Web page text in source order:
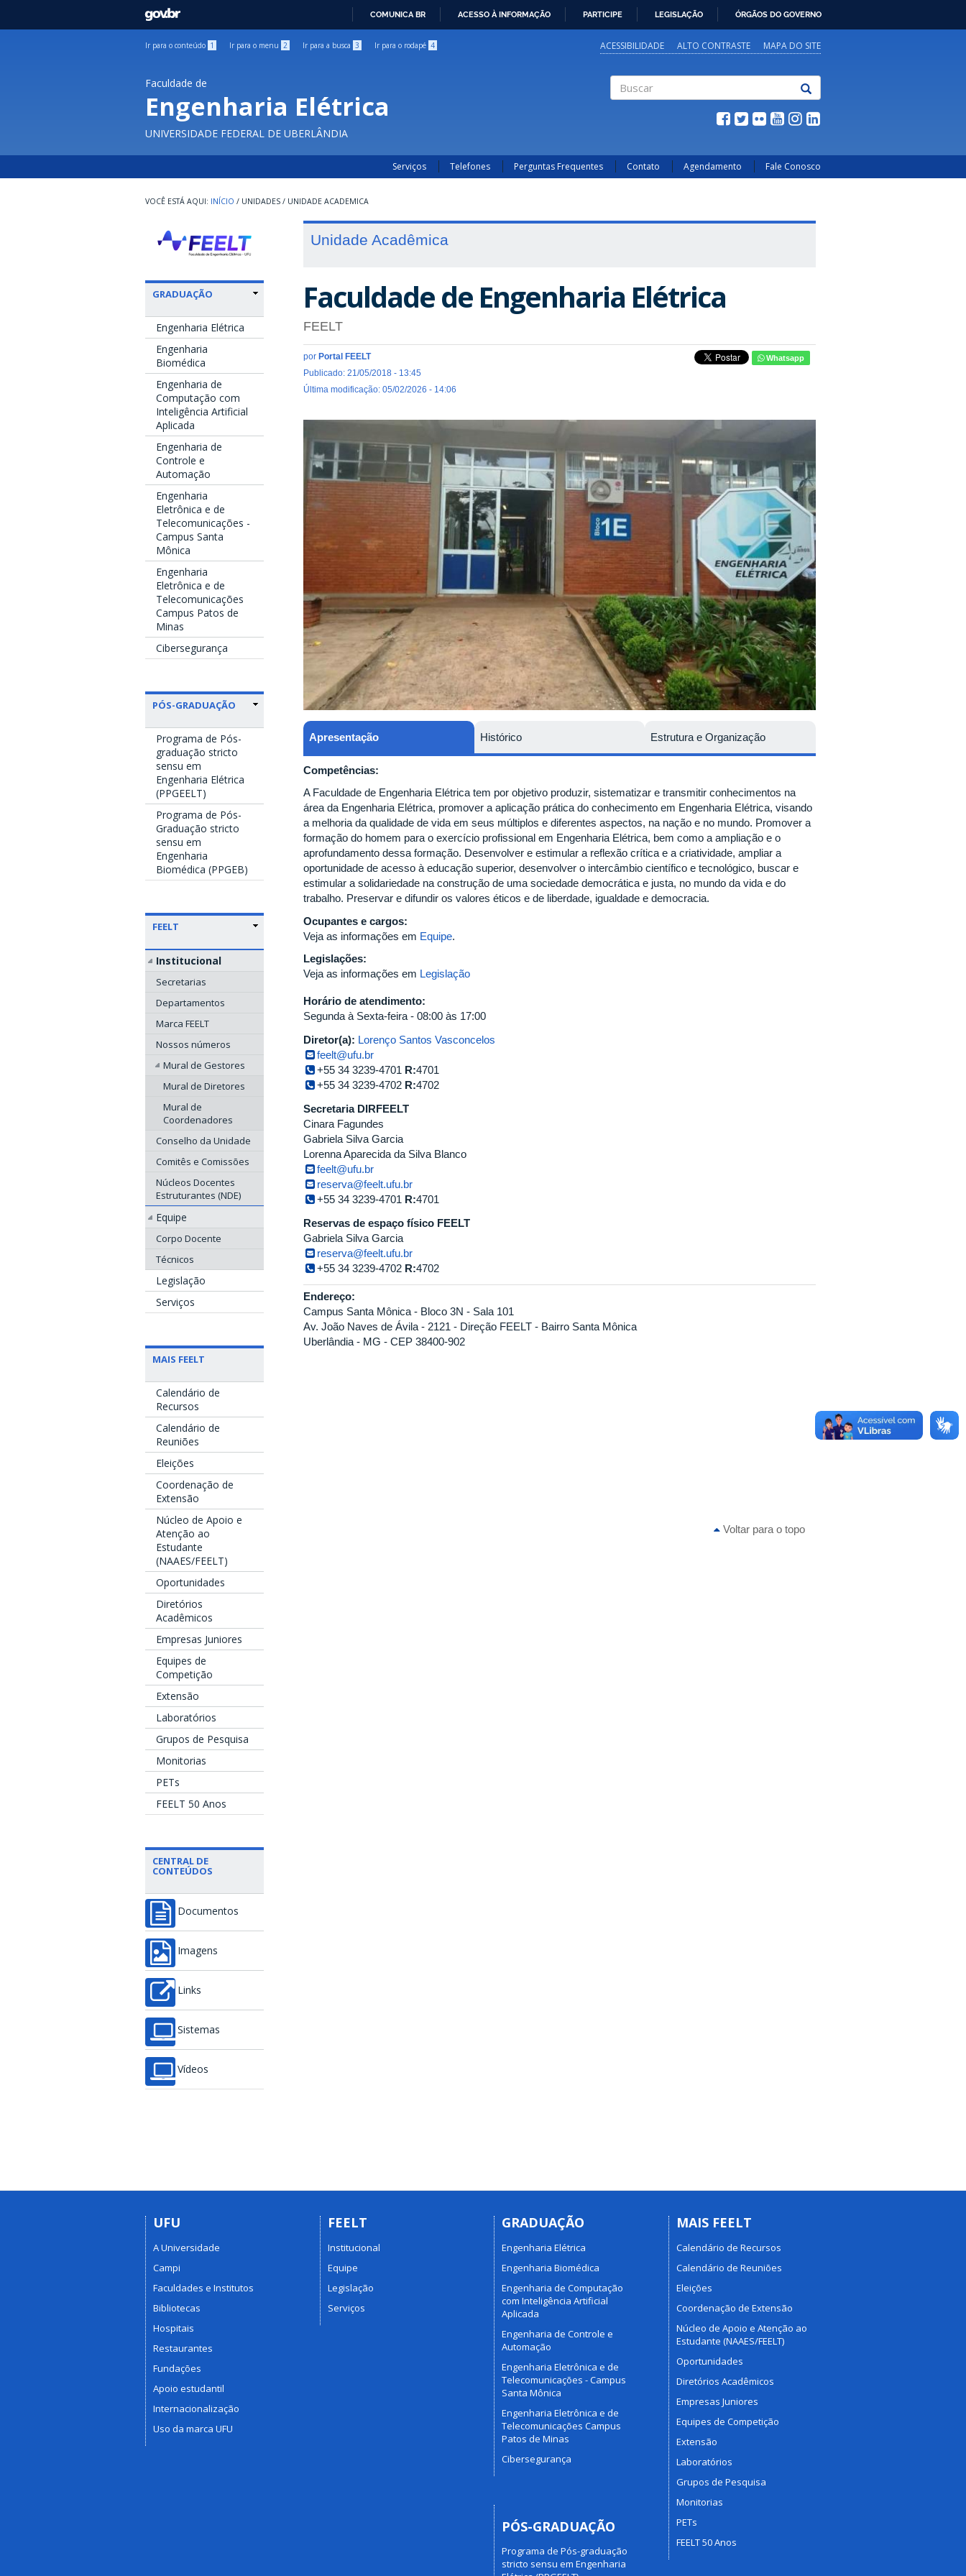
GOVBR
COMUNICA BR ACESSO À INFORMAÇÃO PARTICIPE LEGISLAÇÃO ÓRGÃOS DO GOVERNO
Ir para o conteúdo 1 Ir para o menu 2 Ir para a busca 3 Ir para o rodapé 4 ACESSIBILIDADE ALTO CONTRASTE MAPA DO SITE
Faculdade de
Engenharia Elétrica
UNIVERSIDADE FEDERAL DE UBERLÂNDIA
Serviços Telefones Perguntas Frequentes Contato Agendamento Fale Conosco
INÍCIO / UNIDADES / UNIDADE ACADEMICA
GRADUAÇÃO
Engenharia Elétrica
Engenharia
Biomédica
Engenharia de
Computação com
Inteligência Artificial
Aplicada
Engenharia de
Controle e
Automação
Engenharia
Eletrônica e de
Telecomunicações -
Campus Santa
Mônica
Engenharia
Eletrônica e de
Telecomunicações
Campus Patos de
Minas
Cibersegurança
PÓS-GRADUAÇÃO
Programa de Pós-
graduação stricto
sensu em
Engenharia Elétrica
(PPGEELT)
Programa de Pós-
Graduação stricto
sensu em
Engenharia
Biomédica (PPGEB)
FEELT
Institucional
Secretarias
Departamentos
Marca FEELT
Nossos números
Mural de Gestores
Mural de Diretores
Mural de
Coordenadores
Conselho da Unidade
Comitês e Comissões
Núcleos Docentes
Estruturantes (NDE)
Equipe
Corpo Docente
Técnicos
Legislação
Serviços
MAIS FEELT
Calendário de
Recursos
Calendário de
Reuniões
Eleições
Coordenação de
Extensão
Núcleo de Apoio e
Atenção ao
Estudante
(NAAES/FEELT)
Oportunidades
Diretórios
Acadêmicos
Empresas Juniores
Equipes de
Competição
Extensão
Laboratórios
Grupos de Pesquisa
Monitorias
PETs
FEELT 50 Anos
CENTRAL DE
CONTEÚDOS
Documentos
Imagens
Links
Sistemas
Vídeos
Unidade Acadêmica
Faculdade de Engenharia Elétrica
FEELT
por Portal FEELT
Publicado: 21/05/2018 - 13:45
Última modificação: 05/02/2026 - 14:06
Whatsapp
Apresentação
Competências:
A Faculdade de Engenharia Elétrica tem por objetivo produzir, sistematizar e transmitir conhecimentos na
área da Engenharia Elétrica, promover a aplicação prática do conhecimento em Engenharia Elétrica, visando
a melhoria da qualidade de vida em seus múltiplos e diferentes aspectos, na nação e no mundo. Promover a
formação do homem para o exercício profissional em Engenharia Elétrica, bem como a ampliação e o
aprofundamento dessa formação. Desenvolver e estimular a reflexão crítica e a criatividade, ampliar a
oportunidade de acesso à educação superior, desenvolver o intercâmbio científico e tecnológico, buscar e
estimular a solidariedade na construção de uma sociedade democrática e justa, no mundo da vida e do
trabalho. Preservar e difundir os valores éticos e de liberdade, igualdade e democracia.
Ocupantes e cargos:
Veja as informações em Equipe.
Legislações:
Veja as informações em Legislação
Histórico Estrutura e Organização
Horário de atendimento:
Segunda à Sexta-feira - 08:00 às 17:00
Diretor(a): Lorenço Santos Vasconcelos
feelt@ufu.br
+55 34 3239-4701 R:4701
+55 34 3239-4702 R:4702
Secretaria DIRFEELT
Cinara Fagundes
Gabriela Silva Garcia
Lorenna Aparecida da Silva Blanco
feelt@ufu.br
reserva@feelt.ufu.br
+55 34 3239-4701 R:4701
Reservas de espaço físico FEELT
Gabriela Silva Garcia
reserva@feelt.ufu.br
+55 34 3239-4702 R:4702
Endereço:
Campus Santa Mônica - Bloco 3N - Sala 101
Av. João Naves de Ávila - 2121 - Direção FEELT - Bairro Santa Mônica
Uberlândia - MG - CEP 38400-902
Voltar para o topo
UFU
A Universidade
Campi
Faculdades e Institutos
Bibliotecas
Hospitais
Restaurantes
Fundações
Apoio estudantil
Internacionalização
Uso da marca UFU
FEELT
Institucional
Equipe
Legislação
Serviços
GRADUAÇÃO
Engenharia Elétrica
Engenharia Biomédica
Engenharia de Computação
com Inteligência Artificial
Aplicada
Engenharia de Controle e
Automação
Engenharia Eletrônica e de
Telecomunicações - Campus
Santa Mônica
Engenharia Eletrônica e de
Telecomunicações Campus
Patos de Minas
Cibersegurança
PÓS-GRADUAÇÃO
Programa de Pós-graduação
stricto sensu em Engenharia
MAIS FEELT
Calendário de Recursos
Calendário de Reuniões
Eleições
Coordenação de Extensão
Núcleo de Apoio e Atenção ao
Estudante (NAAES/FEELT)
Oportunidades
Diretórios Acadêmicos
Empresas Juniores
Equipes de Competição
Extensão
Laboratórios
Grupos de Pesquisa
Monitorias
PETs
FEELT 50 Anos